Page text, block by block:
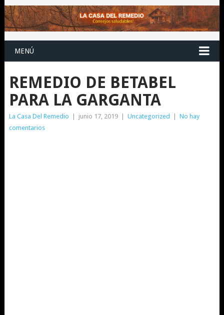
MENÚ
REMEDIO DE BETABEL
PARA LA GARGANTA
La Casa Del Remedio junio 17, 2019 Uncategorized
No hay
comentarios